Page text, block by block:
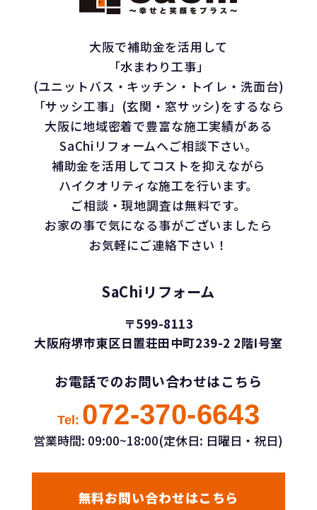
大阪で補助金を活用して
「水まわり工事」
(ユニットバス・キッチン・トイレ・洗面台)
「サッシ工事」(玄関・窓サッシ)をするなら
大阪に地域密着で豊富な施工実績がある
SaChiリフォームへご相談下さい。
補助金を活用してコストを抑えながら
ハイクオリティな施工を行います。
ご相談・現地調査は無料です。
お家の事で気になる事がございましたら
お気軽にご連絡下さい！
SaChiリフォーム
〒599-8113
大阪府堺市東区日置荘田中町239-2 2階I号室
お電話でのお問い合わせはこちら
Tel: 072-370-6643
営業時間: 09:00~18:00(定休日: 日曜日・祝日)
無料お問い合わせはこちら